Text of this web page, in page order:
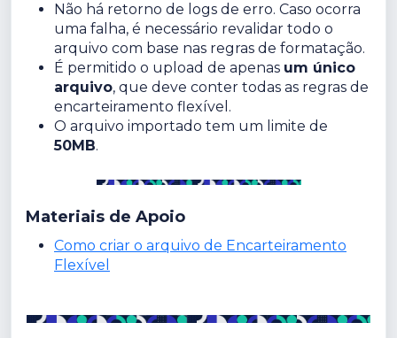
Não há retorno de logs de erro. Caso ocorra
uma falha, é necessário revalidar todo o
arquivo com base nas regras de formatação.
É permitido o upload de apenas um único
arquivo, que deve conter todas as regras de
encarteiramento flexível.
O arquivo importado tem um limite de
50MB.
Materiais de Apoio
Como criar o arquivo de Encarteiramento
Flexível